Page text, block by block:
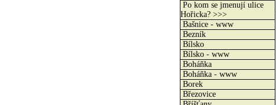
Po kom se jmenují ulice
Hořicka? >>>
Bašnice - www
Bezník
Bílsko
Bílsko - www
Boháňka
Boháňka - www
Borek
Březovice